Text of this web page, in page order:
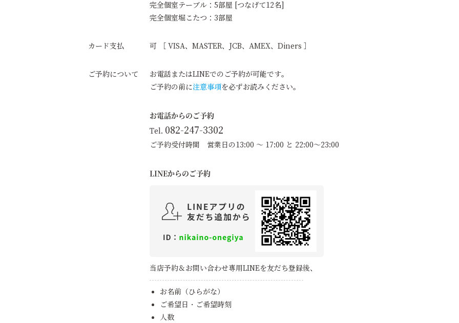
完全個室テーブル：5部屋 [つなげて12名]
完全個室堀こたつ：3部屋
カード支払 可 ［ VISA、MASTER、JCB、AMEX、Diners ］
ご予約について
お電話またはLINEでのご予約が可能です。
ご予約の前に注意事項を必ずお読みください。
お電話からのご予約
Tel. 082-247-3302
ご予約受付時間 営業日の13:00 ～ 17:00 と 22:00～23:00
LINEからのご予約
当店予約＆お問い合わせ専用LINEを友だち登録後、
お名前（ひらがな）
ご希望日・ご希望時刻
人数